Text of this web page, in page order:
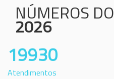
NÚMEROS DO
2026
19930
Atendimentos